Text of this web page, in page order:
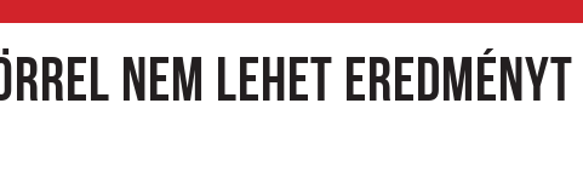
nem lehet eredményt